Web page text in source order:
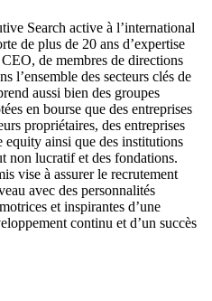
Search active à l’international
de plus de 20 ans d’expertise
de membres de directions
l’ensemble des secteurs clés de
aussi bien des groupes
en bourse que des entreprises
propriétaires, des entreprises
equity ainsi que des institutions
non lucratif et des fondations.
vise à assurer le recrutement
avec des personnalités
et inspirantes d’une
continu et d’un succès